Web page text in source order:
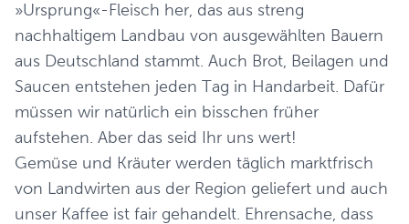
»Ursprung«-Fleisch her, das aus streng
nachhaltigem Landbau von ausgewählten Bauern
aus Deutschland stammt. Auch Brot, Beilagen und
Saucen entstehen jeden Tag in Handarbeit. Dafür
müssen wir natürlich ein bisschen früher
aufstehen. Aber das seid Ihr uns wert!
Gemüse und Kräuter werden täglich marktfrisch
von Landwirten aus der Region geliefert und auch
unser Kaffee ist fair gehandelt. Ehrensache, dass